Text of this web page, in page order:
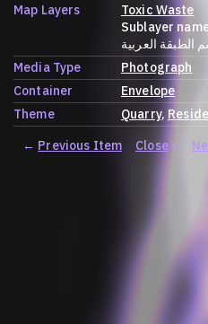
Map Layers
Toxic Waste
Sublayer
الطبقة العربية
Media Type
Photograph
Container
Envelope
Theme
Quarry
← Previous Item Close×